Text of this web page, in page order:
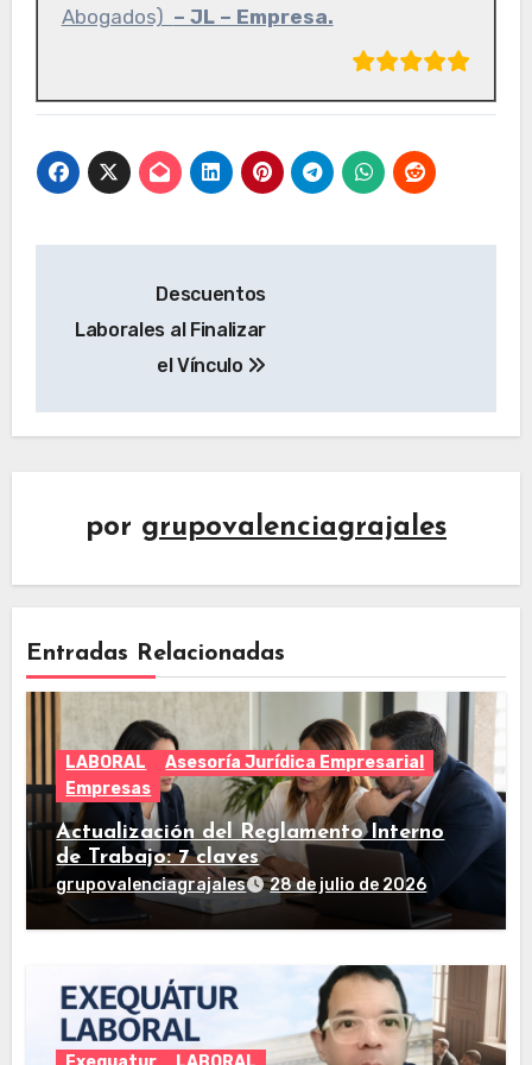
Abogados) – JL – Empresa.
de
entradas
Descuentos
Laborales al Finalizar
el Vínculo
por grupovalenciagrajales
Entradas Relacionadas
LABORAL
Asesoría Jurídica Empresarial
Empresas
Actualización del Reglamento Interno
de Trabajo: 7 claves
grupovalenciagrajales 28 de julio de 2026